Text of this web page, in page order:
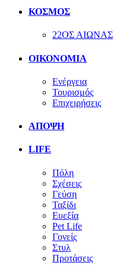
ΚΟΣΜΟΣ
22ΟΣ ΑΙΩΝΑΣ
ΟΙΚΟΝΟΜΙΑ
Ενέργεια
Τουρισμός
Επιχειρήσεις
ΑΠΟΨΗ
LIFE
Πόλη
Σχέσεις
Γεύση
Ταξίδι
Ευεξία
Pet Life
Γονείς
Στυλ
Προτάσεις